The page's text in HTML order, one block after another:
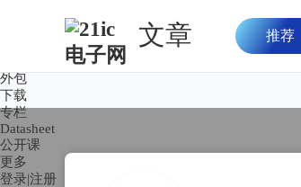
外包
下载
专栏
Datasheet
公开课
更多
登录|注册
文章 推荐